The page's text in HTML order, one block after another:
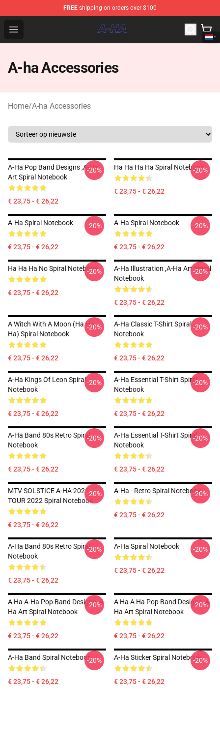
FREE shipping on orders over $100
Open menu
A-ha Store - Official A-ha Merchandise Shop
A-ha Accessories
Home/A-ha Accessories
A-Ha Pop Band Designs ,A-Ha
Art Spiral Notebook
€ 23,75 - € 26,22
-20% Ha Ha Ha Ha Spiral Notebook
€ 23,75 - € 26,22
-20%
A-Ha Spiral Notebook
€ 23,75 - € 26,22
-20% A-Ha Spiral Notebook
€ 23,75 - € 26,22
-20%
Ha Ha Ha No Spiral Notebook
€ 23,75 - € 26,22
-20%
A-Ha Illustration ,A-Ha Art Spiral
Notebook
€ 23,75 - € 26,22
-20%
A Witch With A Moon (ha Ha
Ha) Spiral Notebook
€ 23,75 - € 26,22
-20%
A-Ha Classic T-Shirt Spiral
Notebook
€ 23,75 - € 26,22
-20%
A-Ha Kings Of Leon Spiral
Notebook
€ 23,75 - € 26,22
-20%
A-Ha Essential T-Shirt Spiral
Notebook
€ 23,75 - € 26,22
-20%
A-Ha Band 80s Retro Spiral
Notebook
€ 23,75 - € 26,22
-20%
A-Ha Essential T-Shirt Spiral
Notebook
€ 23,75 - € 26,22
-20%
MTV SOLSTICE A-HA 2021
TOUR 2022 Spiral Notebook
€ 23,75 - € 26,22
-20% A-Ha - Retro Spiral Notebook
€ 23,75 - € 26,22
-20%
A-Ha Band 80s Retro Spiral
Notebook
€ 23,75 - € 26,22
-20% A-Ha Spiral Notebook
€ 23,75 - € 26,22
-20%
A Ha A-Ha Pop Band Designs ,A-
Ha Art Spiral Notebook
€ 23,75 - € 26,22
-20%
A Ha A Ha Pop Band Designs ,a
Ha Art Spiral Notebook
€ 23,75 - € 26,22
-20%
A-Ha Band Spiral Notebook
€ 23,75 - € 26,22
-20% A-Ha Sticker Spiral Notebook
€ 23,75 - € 26,22
-20%